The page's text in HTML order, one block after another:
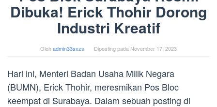
Dibuka! Erick Thohir Dorong
Industri Kreatif
Olehadmin33sxzs Diposting pada November 17, 2023
Hari ini, Menteri Badan Usaha Milik Negara
(BUMN), Erick Thohir, meresmikan Pos Bloc
keempat di Surabaya. Dalam sebuah posting di